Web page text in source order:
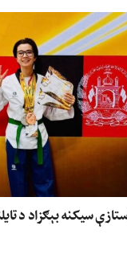
سیکنه بېګزاد د